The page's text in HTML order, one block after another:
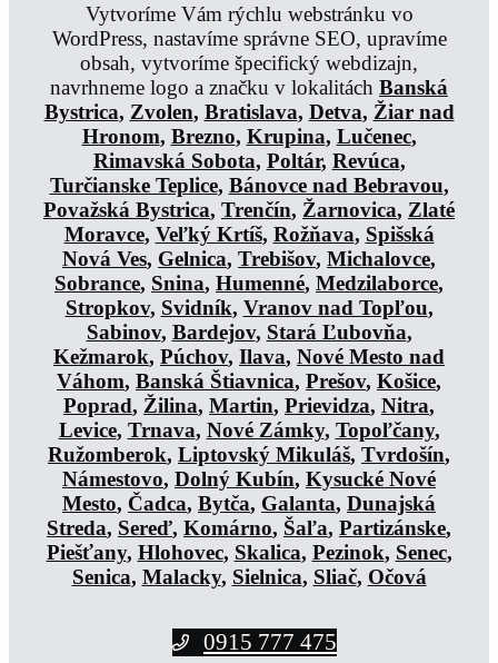
Vytvoríme Vám rýchlu webstránku vo
WordPress, nastavíme správne SEO, upravíme
obsah, vytvoríme špecifický webdizajn,
navrhneme logo a značku v lokalitách Banská
Bystrica, Zvolen, Bratislava, Detva, Žiar nad
Hronom, Brezno, Krupina, Lučenec,
Rimavská Sobota, Poltár, Revúca,
Turčianske Teplice, Bánovce nad Bebravou,
Považská Bystrica, Trenčín, Žarnovica, Zlaté
Moravce, Veľký Krtíš, Rožňava, Spišská
Nová Ves, Gelnica, Trebišov, Michalovce,
Sobrance, Snina, Humenné, Medzilaborce,
Stropkov, Svidník, Vranov nad Topľou,
Sabinov, Bardejov, Stará Ľubovňa,
Kežmarok, Púchov, Ilava, Nové Mesto nad
Váhom, Banská Štiavnica, Prešov, Košice,
Poprad, Žilina, Martin, Prievidza, Nitra,
Levice, Trnava, Nové Zámky, Topoľčany,
Ružomberok, Liptovský Mikuláš, Tvrdošín,
Námestovo, Dolný Kubín, Kysucké Nové
Mesto, Čadca, Bytča, Galanta, Dunajská
Streda, Sereď, Komárno, Šaľa, Partizánske,
Piešťany, Hlohovec, Skalica, Pezinok, Senec,
Senica, Malacky, Sielnica, Sliač, Očová
0915 777 475